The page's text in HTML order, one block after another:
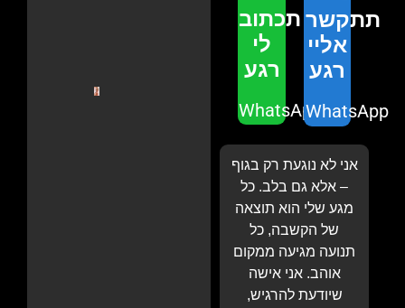
תכתוב
לי
רגע
WhatsApp
תתקשר
אליי
רגע
WhatsApp
אני לא נוגעת רק בגוף
– אלא גם בלב. כל
מגע שלי הוא תוצאה
של הקשבה, כל
תנועה מגיעה ממקום
אוהב. אני אישה
שיודעת להרגיש,